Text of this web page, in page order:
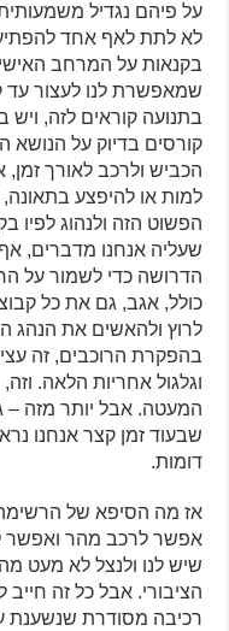
על פיהם נגדיל
לא לתת לאף אחד
בקנאות על המרחב
שמאפשרת לנו לעצור עד
בתנועה קוראים לזה,
קורסים בדיוק על הנושא
הכביש ולרכב לאורך זמן,
למות או להיפצע
הפשוט הזה ולנהוג לפיו
שעליה אנחנו מדברים,
הדרושה כדי לשמור על
כולל, אגב, גם את כל
לרוץ ולהאשים את הנהג
בהפקרת הרוכבים, זה
וגלגול אחריות הלאה.
המעטה. אבל יותר מזה –
שבעוד זמן קצר אנחנו
דומות.
אז מה הסיפא של הרשימה
אפשר לרכב מהר ואפשר
שיש לנו ולנצל לא מעט
הציבורי. אבל כל זה
רכיבה מסודרת שנשענת